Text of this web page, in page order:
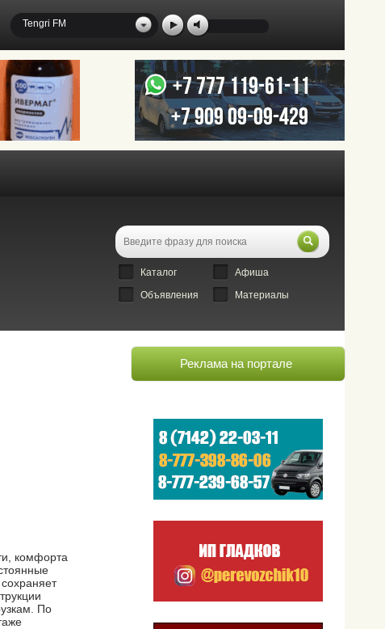
Tengri FM
Каталог
Афиша
Объявления
Материалы
комфорта
По
Реклама на портале